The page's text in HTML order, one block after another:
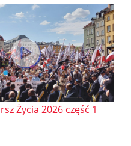
Życia 2026 część 1